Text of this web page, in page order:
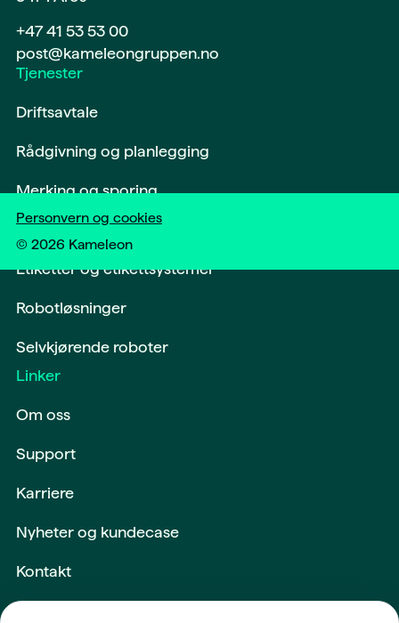
+47 41 53 53 00
post@kameleongruppen.no
Tjenester
Driftsavtale
Rådgivning og planlegging
Merking og sporing
Softwareløsninger og digitalisering
Etiketter og etikettsystemer
Robotløsninger
Selvkjørende roboter
Linker
Om oss
Support
Karriere
Nyheter og kundecase
Kontakt
© 2026 Kameleon
Personvern og cookies